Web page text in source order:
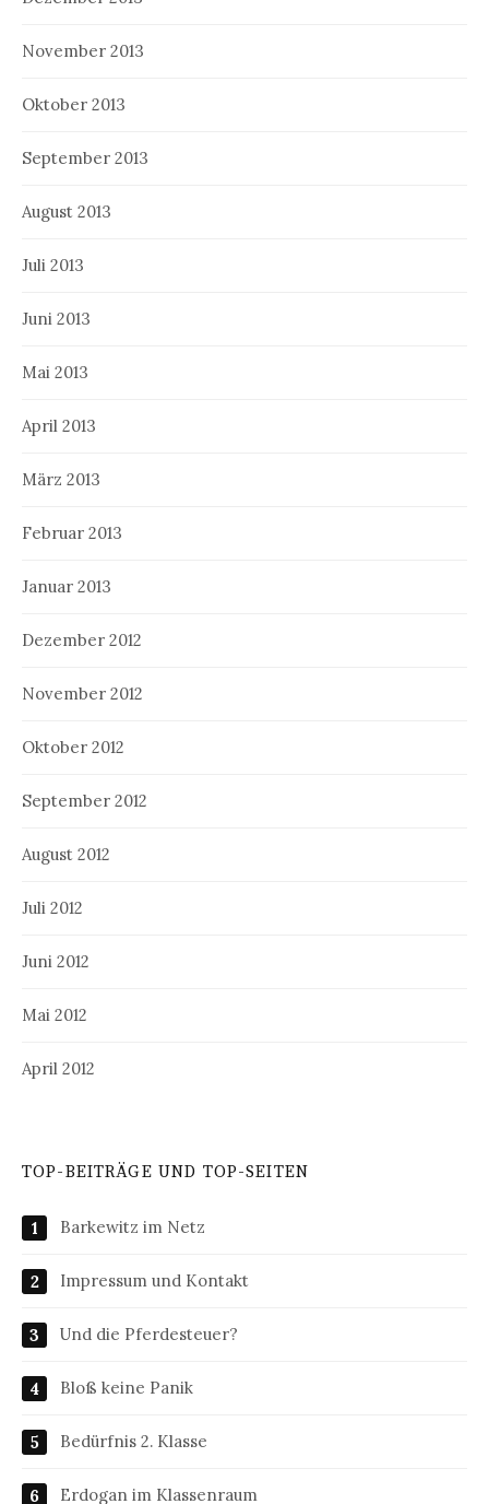
November 2013
Oktober 2013
September 2013
August 2013
Juli 2013
Juni 2013
Mai 2013
April 2013
März 2013
Februar 2013
Januar 2013
Dezember 2012
November 2012
Oktober 2012
September 2012
August 2012
Juli 2012
Juni 2012
Mai 2012
April 2012
TOP-BEITRÄGE UND TOP-SEITEN
Barkewitz im Netz
Impressum und Kontakt
Und die Pferdesteuer?
Bloß keine Panik
Bedürfnis 2. Klasse
Erdogan im Klassenraum